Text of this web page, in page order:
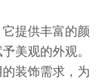
提供丰富的颜
美观的外观。
装饰需求，为